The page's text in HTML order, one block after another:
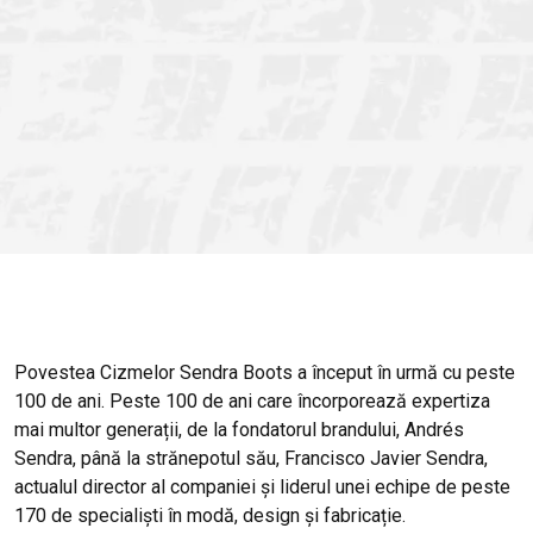
Povestea Cizmelor Sendra Boots a început în urmă cu peste
100 de ani. Peste 100 de ani care încorporează expertiza
mai multor generații, de la fondatorul brandului, Andrés
Sendra, până la strănepotul său, Francisco Javier Sendra,
actualul director al companiei și liderul unei echipe de peste
170 de specialiști în modă, design și fabricație.